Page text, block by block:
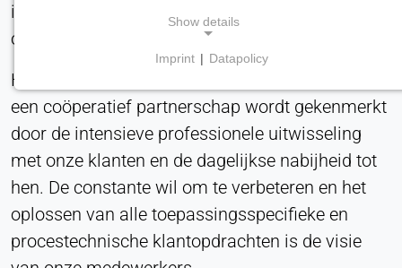
industrieën, die voorheen onbekend waren bij
onze klanten in deze vorm en ontwerp.
Het vertrouwen in de kwaliteit en prestaties van
een coöperatief partnerschap wordt gekenmerkt
door de intensieve professionele uitwisseling
met onze klanten en de dagelijkse nabijheid tot
hen. De constante wil om te verbeteren en het
oplossen van alle toepassingsspecifieke en
procestechnische klantopdrachten is de visie
Show details
Vereist voor de kernfunctionaliteit van de website,
privacyvoorkeuren. Deze cookies kunnen niet
worden uitgeschakeld.
cookie_toestemming
Name:
toestemming
Imprint | Datapolicy